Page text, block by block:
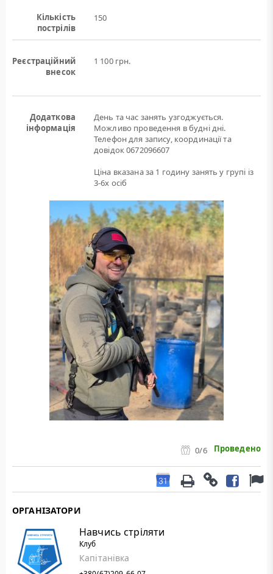
Кількість
пострілів
150
Реєстраційний
внесок
1 100 грн.
Додаткова
інформація
День та час занять узгоджується.
Можливо проведення в будні дні.
Телефон для запису, координації та
довідок 0672096607
Ціна вказана за 1 годину занять у групі із
3-6х осіб
0/6 Проведено
ОРГАНІЗАТОРИ
Навчись стріляти
Клуб
Капітанівка